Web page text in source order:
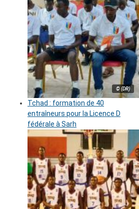
© (DR)
Tchad : formation de 40
entraîneurs pour la Licence D
fédérale à Sarh